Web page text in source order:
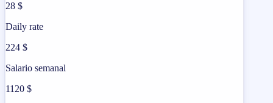
28 $
Daily rate
224 $
Salario semanal
1120 $